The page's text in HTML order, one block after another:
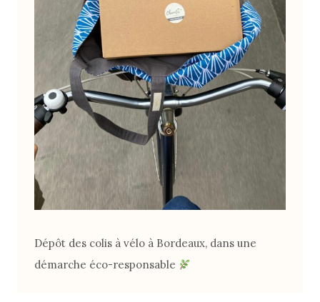
Dépôt des colis à vélo à Bordeaux, dans une
démarche éco-responsable